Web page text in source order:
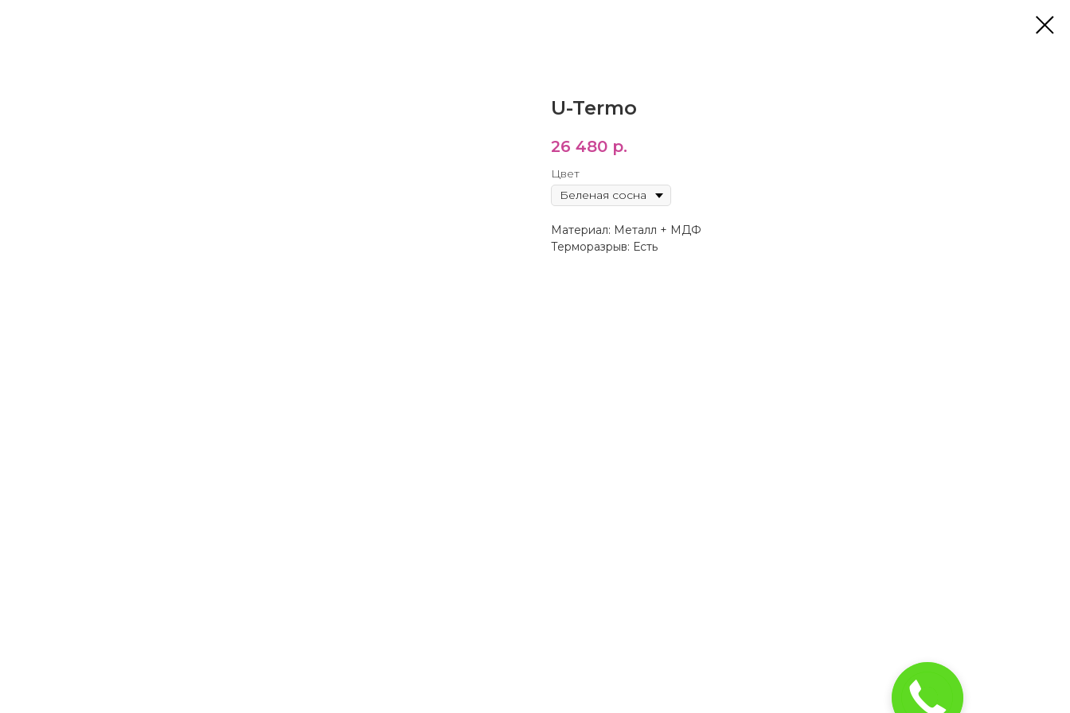
U-Termo
26 480 р.
Цвет
Материал: Металл + МДФ
Терморазрыв: Есть